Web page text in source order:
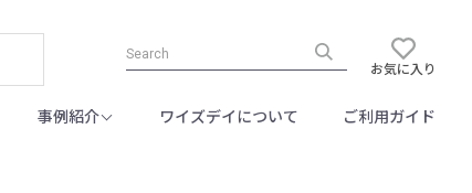
お気に入り
事例紹介 ワイズデイについて ご利用ガイド